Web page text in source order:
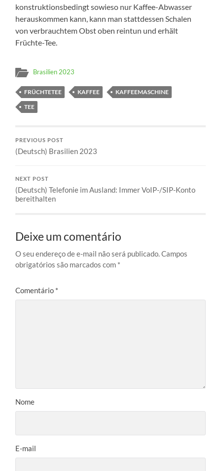
kon­struk­ti­ons­be­dingt sowie­so nur Kaffee-Abwasser
her­aus­kom­men kann, kann man statt­des­sen Scha­len
von ver­brauch­tem Obst oben rein­tun und erhält
Früchte-Tee.
Brasilien 2023
FRÜCHTETEE KAFFEE
KAFFEEMASCHINE
TEE
PREVIOUS POST
(Deutsch) Brasilien 2023
NEXT POST
(Deutsch) Telefonie im Ausland: Immer VoIP-/SIP-Konto
bereithalten
Deixe um comentário
O seu endereço de e-mail não será publicado.Campos
obrigatórios são marcados com *
Comentário *
Nome
E-mail